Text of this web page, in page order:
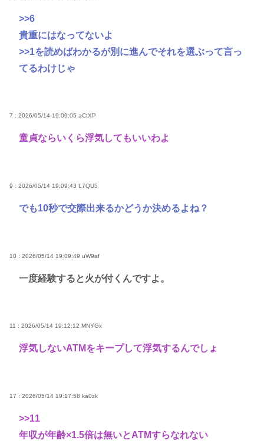
>>6
貴重にはなってないよ
>>1を読めばわかるが別に進んでそれを選ぶって言っ
てるわけじゃ
7 : 2026/05/14 19:09:05 aCtXP
童貞ならいくら浮気してもいいわよ
9 : 2026/05/14 19:09:43 L7QU5
でも10秒で交際出来るかどうか決めるよね？
10 : 2026/05/14 19:09:49 uW9af
一度経験すると火が付くんですよ。
11 : 2026/05/14 19:12:12 MNYGx
浮気しないATMをキープして浮気するんでしょ
17 : 2026/05/14 19:17:58 ka0zk
>>11
年収が年齢×1.5倍は無いとATMすらなれない